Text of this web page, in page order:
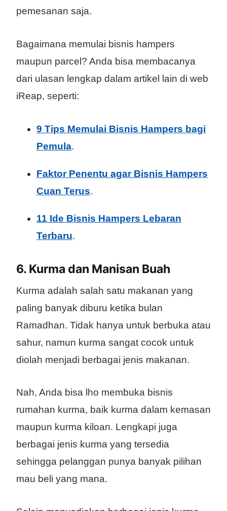
pemesanan saja.
Bagaimana memulai bisnis hampers
maupun parcel? Anda bisa membacanya
dari ulasan lengkap dalam artikel lain di web
iReap, seperti:
9 Tips Memulai Bisnis Hampers bagi
Pemula.
Faktor Penentu agar Bisnis Hampers
Cuan Terus.
11 Ide Bisnis Hampers Lebaran
Terbaru.
6. Kurma dan Manisan Buah
Kurma adalah salah satu makanan yang
paling banyak diburu ketika bulan
Ramadhan. Tidak hanya untuk berbuka atau
sahur, namun kurma sangat cocok untuk
diolah menjadi berbagai jenis makanan.
Nah, Anda bisa lho membuka bisnis
rumahan kurma, baik kurma dalam kemasan
maupun kurma kiloan. Lengkapi juga
berbagai jenis kurma yang tersedia
sehingga pelanggan punya banyak pilihan
mau beli yang mana.